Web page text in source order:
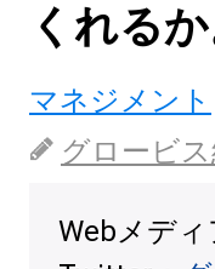
くれるか
マネジメント
グロービ
Webメディ